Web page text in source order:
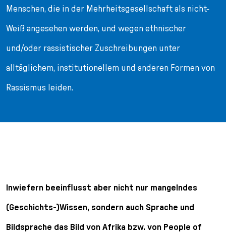
Menschen, die in der Mehrheitsgesellschaft als nicht-
Weiß angesehen werden, und wegen ethnischer
und/oder rassistischer Zuschreibungen unter
alltäglichem, institutionellem und anderen Formen von
Rassismus leiden.
Inwiefern beeinflusst aber nicht nur mangelndes
(Geschichts-)Wissen, sondern auch Sprache und
Bildsprache das Bild von Afrika bzw. von People of